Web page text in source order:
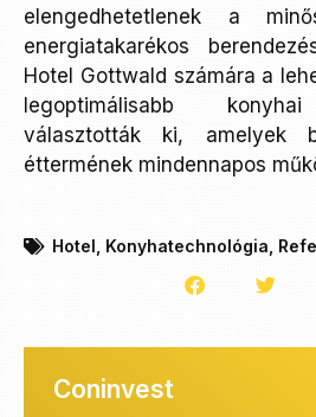
elengedhetetlenek a
energiatakarékos
Hotel Gottwald számára a
legoptimálisabb
választották ki, amelyek
éttermének mindennapos
Hotel Konyhatechnológia
Coninvest